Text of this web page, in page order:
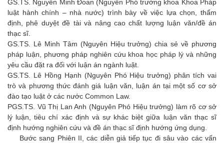
GS.TS. Nguyễn Minh Đoan (Nguyên Phó trưởng khoa Khoa Pháp
luật hành chính – nhà nước) trình bày về việc lựa chọn, thẩm
định, phê duyệt đề tài và nâng cao chất lượng luận văn/đề án
thạc sĩ.
GS.TS. Lê Minh Tâm (Nguyên Hiệu trưởng) chia sẻ về phương
pháp luận, phương pháp nghiên cứu khoa học pháp lý và những
yêu cầu đặt ra đối với luận án ngành luật.
GS.TS. Lê Hồng Hạnh (Nguyên Phó Hiệu trưởng) phân tích vai
trò và phương thức đánh giá luận văn, luận án tại một số cơ sở
đào tạo luật ở các nước Common Law.
PGS.TS. Vũ Thị Lan Anh (Nguyên Phó Hiệu trưởng) làm rõ cơ sở
lý luận, tiêu chí xác định và sự khác biệt giữa luận văn thạc sĩ
định hướng nghiên cứu và đề án thạc sĩ định hướng ứng dụng.
Bước sang Phiên II, các diễn giả tiếp tục đi sâu vào các vấn